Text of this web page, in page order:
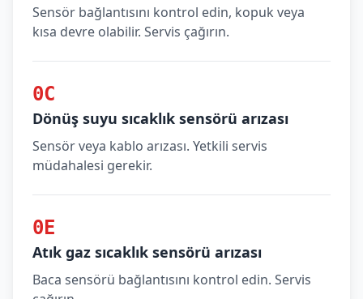
Sensör bağlantısını kontrol edin, kopuk veya
kısa devre olabilir. Servis çağırın.
0C
Dönüş suyu sıcaklık sensörü arızası
Sensör veya kablo arızası. Yetkili servis
müdahalesi gerekir.
0E
Atık gaz sıcaklık sensörü arızası
Baca sensörü bağlantısını kontrol edin. Servis